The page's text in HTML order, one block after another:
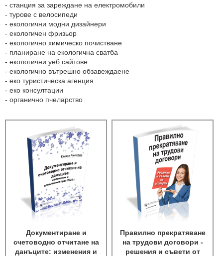
- станция за зареждане на електромобили
- турове с велосипеди
- екологични модни дизайнери
- екологичен фризьор
- екологично химическо почистване
- планиране на екологична сватба
- екологични уеб сайтове
- екологично вътрешно обзавеждаене
- еко туристическа агенция
- еко консултации
- органично пчеларство
Документиране и
счетоводно отчитане на
данъците: изменения и
Правилно прекратяване
на трудови договори -
решения и съвети от